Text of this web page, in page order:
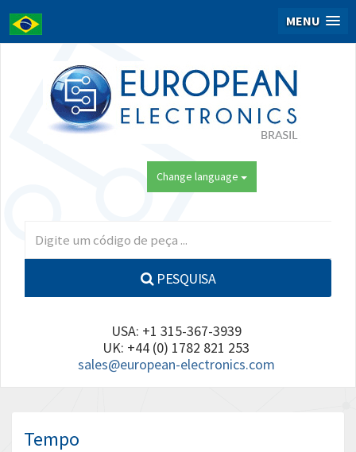
MENU
Change language
PESQUISA
USA: +1 315-367-3939
UK: +44 (0) 1782 821 253
sales@european-electronics.com
Tempo